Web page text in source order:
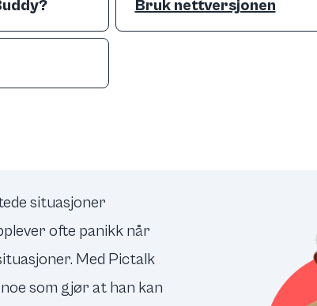
Bruk nettversjonen
situasjoner
ofte panikk når
Med Pictalk
som gjør at han kan